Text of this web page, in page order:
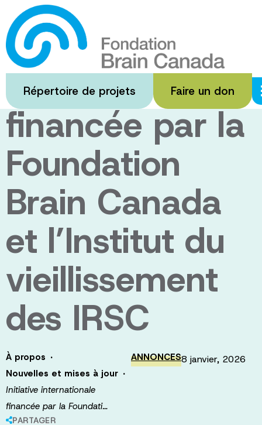
Passer
au
contenu
principal
Répertoire de projets Faire un don
Initiative
internationale
financée par la
Foundation
Brain Canada
et l’Institut du
vieillissement
des IRSC
À propos ·
Nouvelles et mises à jour ·
Initiative internationale
financée par la Foundati…
PARTAGER
ANNONCES8 janvier, 2026